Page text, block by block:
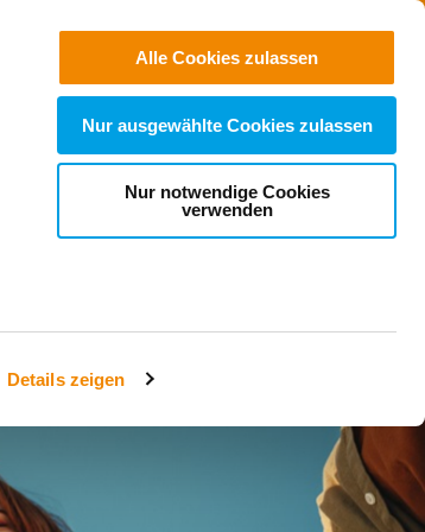
Details zeigen
Alle Cookies zulassen
Nur ausgewählte Cookies zulassen
Nur notwendige Cookies
verwenden
Suchen
Jobs